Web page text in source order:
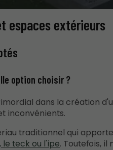
espaces extérieurs
option choisir ?
dans la création
inconvénients.
traditionnel qui
le teck ou l'ipe. Toutefois,